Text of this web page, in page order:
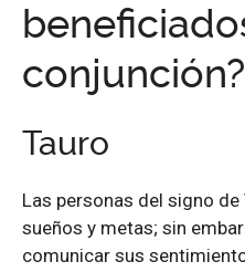
conjunción?
Tauro
Las personas del signo de
sueños y metas; sin
comunicar sus